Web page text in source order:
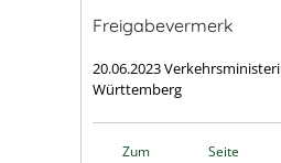
Freigabevermerk
20.06.2023
Württemberg
Zum
Seite